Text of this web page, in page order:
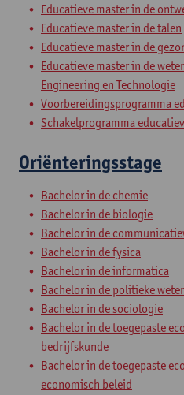
Educatieve master in de
Educatieve master in de talen
Educatieve master in de
Educatieve master in de
Engineering en Technologie
Voorbereidingsprogramma
Schakelprogramma
Oriënteringsstage
Bachelor in de chemie
Bachelor in de biologie
Bachelor in de
Bachelor in de fysica
Bachelor in de informatica
Bachelor in de politieke
Bachelor in de sociologie
Bachelor in de toegepaste
bedrijfskunde
Bachelor in de toegepaste
economisch beleid